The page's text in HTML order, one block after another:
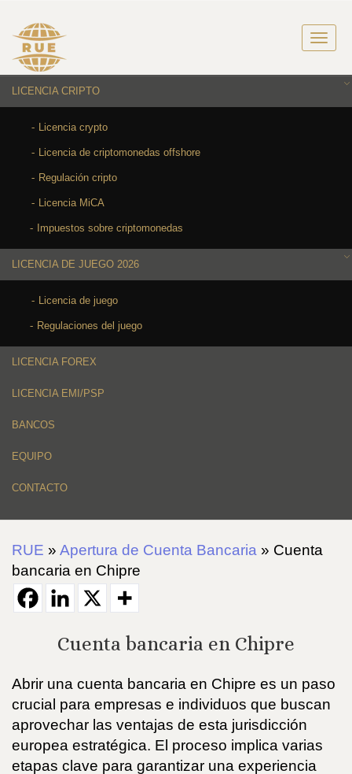
LICENCIA CRIPTO
Licencia crypto
Licencia de criptomonedas offshore
Regulación cripto
Licencia MiCA
Impuestos sobre criptomonedas
LICENCIA DE JUEGO 2026
Licencia de juego
Regulaciones del juego
LICENCIA FOREX
LICENCIA EMI/PSP
BANCOS
EQUIPO
CONTACTO
RUE » Apertura de Cuenta Bancaria » Cuenta
bancaria en Chipre
Cuenta bancaria en Chipre
Abrir una cuenta bancaria en Chipre es un paso
crucial para empresas e individuos que buscan
aprovechar las ventajas de esta jurisdicción
europea estratégica. El proceso implica varias
etapas clave para garantizar una experiencia